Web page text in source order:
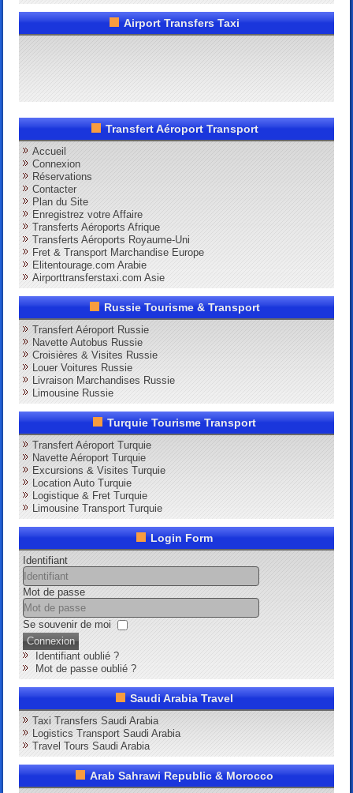
Airport Transfers Taxi
Transfert Aéroport Transport
Accueil
Connexion
Réservations
Contacter
Plan du Site
Enregistrez votre Affaire
Transferts Aéroports Afrique
Transferts Aéroports Royaume-Uni
Fret & Transport Marchandise Europe
Elitentourage.com Arabie
Airporttransferstaxi.com Asie
Russie Tourisme & Transport
Transfert Aéroport Russie
Navette Autobus Russie
Croisières & Visites Russie
Louer Voitures Russie
Livraison Marchandises Russie
Limousine Russie
Turquie Tourisme Transport
Transfert Aéroport Turquie
Navette Aéroport Turquie
Excursions & Visites Turquie
Location Auto Turquie
Logistique & Fret Turquie
Limousine Transport Turquie
Login Form
Identifiant
Mot de passe
Se souvenir de moi
Connexion
Identifiant oublié ?
Mot de passe oublié ?
Saudi Arabia Travel
Taxi Transfers Saudi Arabia
Logistics Transport Saudi Arabia
Travel Tours Saudi Arabia
Arab Sahrawi Republic & Morocco